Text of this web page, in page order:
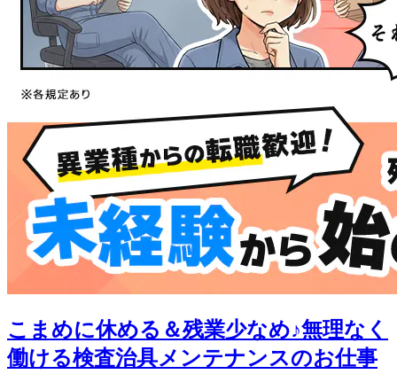
こまめに休める＆残業少なめ♪無理なく
働ける検査治具メンテナンスのお仕事